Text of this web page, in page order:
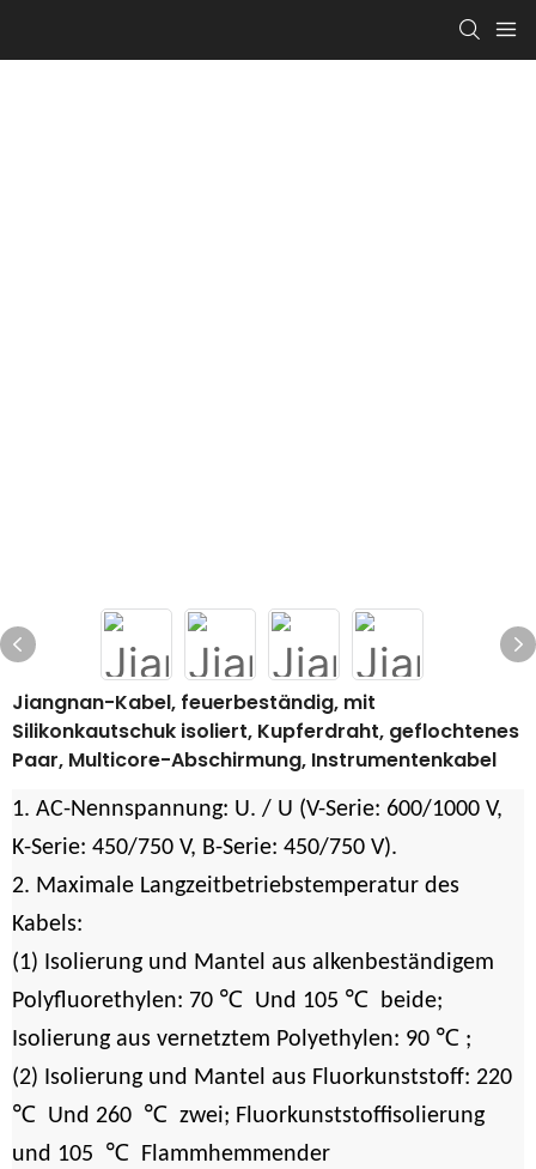
Jiangnan-Kabel, feuerbeständig, mit
Silikonkautschuk isoliert, Kupferdraht, geflochtenes
Paar, Multicore-Abschirmung, Instrumentenkabel
1. AC-Nennspannung: U. / U (V-Serie: 600/1000 V,
K-Serie: 450/750 V, B-Serie: 450/750 V).
2. Maximale Langzeitbetriebstemperatur des
Kabels:
(1) Isolierung und Mantel aus alkenbeständigem
Polyfluorethylen: 70 ℃ Und 105 ℃ beide;
Isolierung aus vernetztem Polyethylen: 90 ℃ ;
(2) Isolierung und Mantel aus Fluorkunststoff: 220
℃ Und 260 ℃ zwei; Fluorkunststoffisolierung
und 105 ℃ Flammhemmender